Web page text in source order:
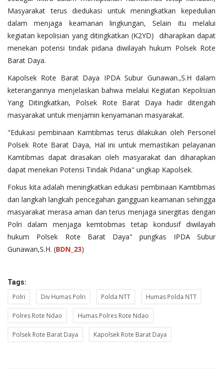
Masyarakat terus diedukasi untuk meningkatkan kepedulian
dalam menjaga keamanan lingkungan, Selain itu melalui
kegiatan kepolisian yang ditingkatkan (K2YD) diharapkan dapat
menekan potensi tindak pidana diwilayah hukum Polsek Rote
Barat Daya.
Kapolsek Rote Barat Daya IPDA Subur Gunawan.,S.H dalam
keterangannya menjelaskan bahwa melalui Kegiatan Kepolisian
Yang Ditingkatkan, Polsek Rote Barat Daya hadir ditengah
masyarakat untuk menjamin kenyamanan masyarakat.
"Edukasi pembinaan Kamtibmas terus dilakukan oleh Personel
Polsek Rote Barat Daya, Hal ini untuk memastikan pelayanan
Kamtibmas dapat dirasakan oleh masyarakat dan diharapkan
dapat menekan Potensi Tindak Pidana" ungkap Kapolsek.
Fokus kita adalah meningkatkan edukasi pembinaan Kamtibmas
dan langkah langkah pencegahan gangguan keamanan sehingga
masyarakat merasa aman dan terus menjaga sinergitas dengan
Polri dalam menjaga kemtobmas tetap kondusif diwilayah
hukum Polsek Rote Barat Daya" pungkas IPDA Subur
Gunawan,S.H. (BDN_23)
Tags:
Polri Div Humas Polri Polda NTT Humas Polda NTT
Polres Rote Ndao Humas Polres Rote Ndao
Polsek Rote Barat Daya Kapolsek Rote Barat Daya